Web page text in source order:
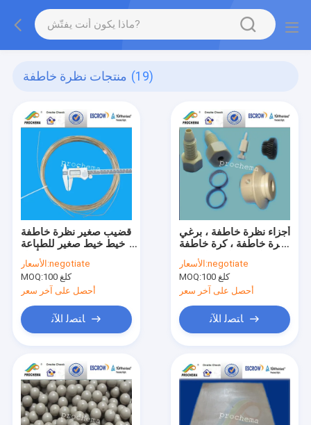
منتجات نظرة خاطفة (19)
قضيب صغير نظرة خاطفة
، خيط خيط صغير للطباعة
ثلاثية الأبعاد
الأسعار:negotiate
MOQ:
100 كلغ
أحصل على آخر سعر
ﺎﺘﺼﻟ ﺍﻶﻧ
أجزاء نظرة خاطفة ، برغي
نظرة خاطفة ، كرة خاطفة
، تركيب نظرة خاطفة ،
الأسعار:negotiate
MOQ:
100 كلغ
أحصل على آخر سعر
ﺎﺘﺼﻟ ﺍﻶﻧ